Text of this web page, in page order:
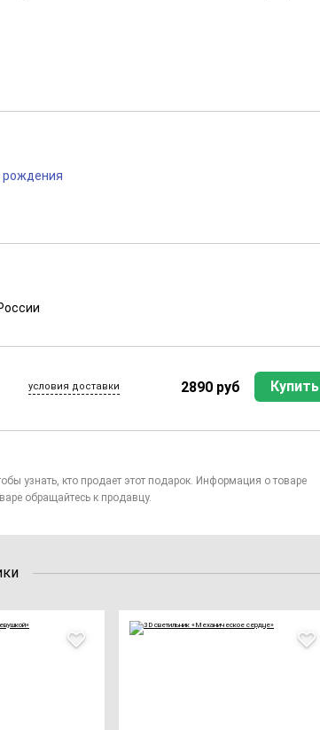
условия доставки 2890 руб Купить
узнать, кто продает этот подарок. Информация о товаре
обращайтесь к продавцу.